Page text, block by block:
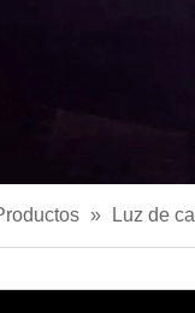
» Luz de